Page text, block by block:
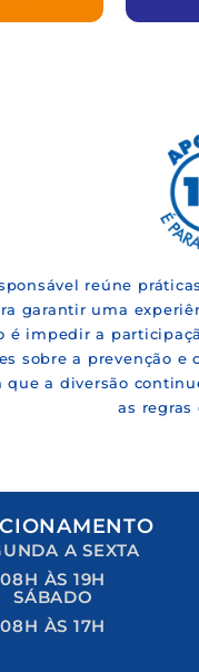
reúne
garantir uma
é impedir a
sobre a prevenção
que a diversão
as regras
A SEXTA
08H ÀS 19H
SÁBADO
08H ÀS 17H